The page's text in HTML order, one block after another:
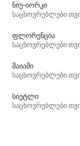
ნიუ-იორკი
საცხოვრებლები
ფლორენცია
საცხოვრებლები
მაიამი
საცხოვრებლები
სიეტლი
საცხოვრებლები